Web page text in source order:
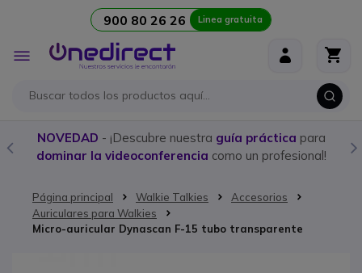
900 80 26 26 Linea gratuita
Toggle
Nav
NOVEDAD - ¡Descubre nuestra guía práctica para
dominar la videoconferencia como un profesional!
Página principal Walkie Talkies
Accesorios
Auriculares para Walkies
Micro-auricular Dynascan F-15 tubo transparente